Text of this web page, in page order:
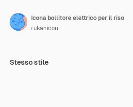
Icona bollitore elettrico per il riso
rukanicon
Stesso stile